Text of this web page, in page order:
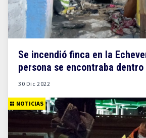
Se incendió finca en la
persona se encontraba dentro
30 Dic 2022
NOTICIAS